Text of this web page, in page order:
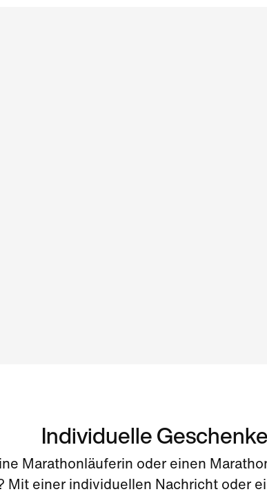
Individuelle Geschenke
Marathonläuferin oder einen
Mit einer individuellen Nachricht oder